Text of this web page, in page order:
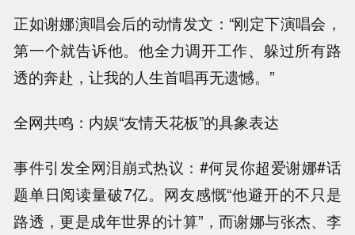
正如谢娜演唱会后的动情发文：“刚定下演唱会，
第一个就告诉他。他全力调开工作、躲过所有路
透的奔赴，让我的人生首唱再无遗憾。”
全网共鸣：内娱“友情天花板”的具象表达
事件引发全网泪崩式热议：#何炅你超爱谢娜#话
题单日阅读量破7亿。网友感慨“他避开的不只是
路透，更是成年世界的计算”，而谢娜与张杰、李